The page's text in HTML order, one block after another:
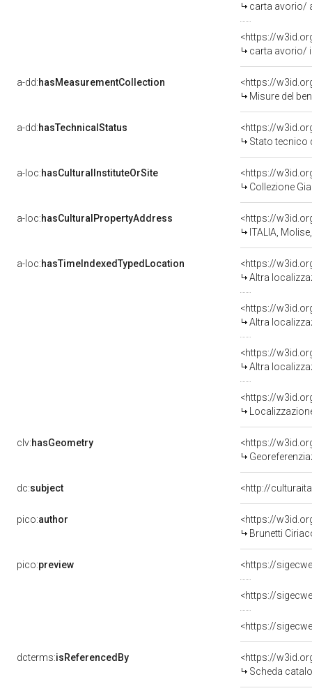
carta avorio/
<https://
carta avorio/
a-dd:hasMeasurementCollection
<https://
Misure del
a-dd:hasTechnicalStatus
<https://
Stato tecnico
a-loc:hasCulturalInstituteOrSite
<https://
Collezione
a-loc:hasCulturalPropertyAddress
<https://
ITALIA,
a-loc:hasTimeIndexedTypedLocation
<https://
Altra
<https://
Altra
<https://
Altra
<https://
clv:hasGeometry
<https://
dc:subject <http://
pico:author
<https://
Brunetti
pico:preview
dcterms:isReferencedBy
<https://
Scheda